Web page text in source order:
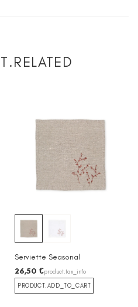
Serviette Seasonal
26,50 €product.tax_info
PRODUCT.ADD_TO_CART